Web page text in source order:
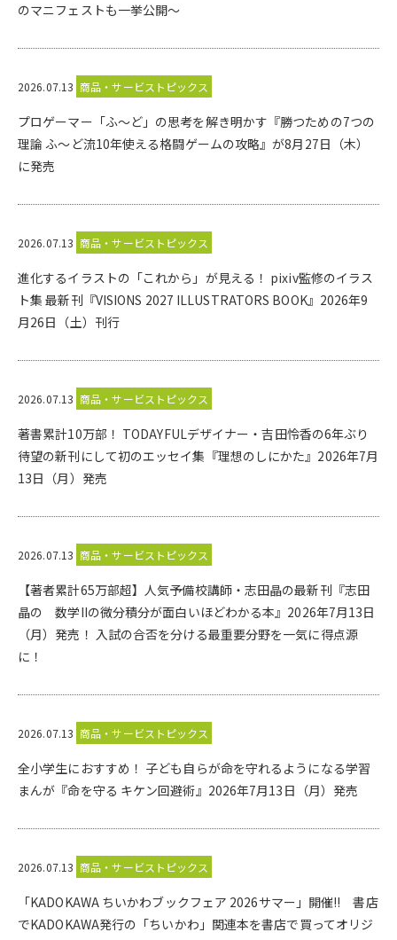
のマニフェストも一挙公開～
2026.07.13 商品・サービストピックス
プロゲーマー「ふ～ど」の思考を解き明かす『勝つための7つの
理論 ふ～ど流10年使える格闘ゲームの攻略』が8月27日（木）
に発売
2026.07.13 商品・サービストピックス
進化するイラストの「これから」が見える！ pixiv監修のイラス
ト集 最新刊『VISIONS 2027 ILLUSTRATORS BOOK』2026年9
月26日（土）刊行
2026.07.13 商品・サービストピックス
著書累計10万部！ TODAYFULデザイナー・吉田怜香の6年ぶり
待望の新刊にして初のエッセイ集『理想のしにかた』2026年7月
13日（月）発売
2026.07.13 商品・サービストピックス
【著者累計65万部超】人気予備校講師・志田晶の最新刊『志田
晶の 数学IIの微分積分が面白いほどわかる本』2026年7月13日
（月）発売！ 入試の合否を分ける最重要分野を一気に得点源
に！
2026.07.13 商品・サービストピックス
全小学生におすすめ！ 子ども自らが命を守れるようになる学習
まんが『命を守る キケン回避術』2026年7月13日（月）発売
2026.07.13 商品・サービストピックス
「KADOKAWA ちいかわブックフェア 2026サマー」開催!! 書店
でKADOKAWA発行の「ちいかわ」関連本を書店で買ってオリジ